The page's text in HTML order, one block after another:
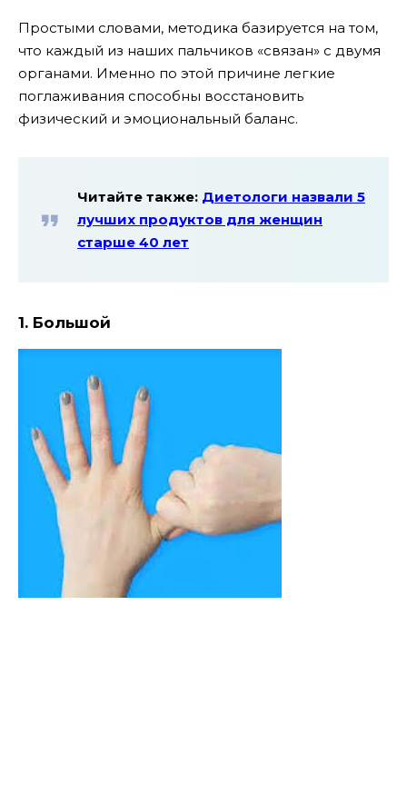
Простыми словами, методика базируется на том,
что каждый из наших пальчиков «связан» с двумя
органами. Именно по этой причине легкие
поглаживания способны восстановить
физический и эмоциональный баланс.
Читайте также: Диетологи назвали 5
лучших продуктов для женщин
старше 40 лет
1. Большой